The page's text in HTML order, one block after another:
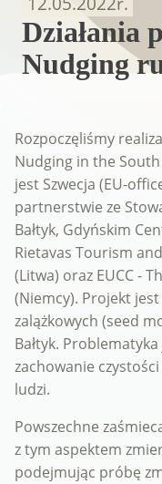
Działania
Nudging
Rozpoczęliśmy
Nudging in the
jest Szwecja (EU-
partnerstwie ze
Bałtyk, Gdyńskim
Rietavas Tourism
(Litwa) oraz EUCC -
(Niemcy). Projekt
zalążkowych (seed
Bałtyk.
zachowanie
ludzi.
Powszechne
z tym aspektem
podejmując próbę